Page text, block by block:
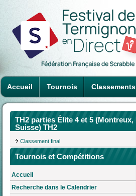
Accueil Tournois Classements
TH2 parties Élite 4 et 5 (Montreux,
Suisse) TH2
Classement final
Tournois et Compétitions
Accueil
Recherche dans le Calendrier